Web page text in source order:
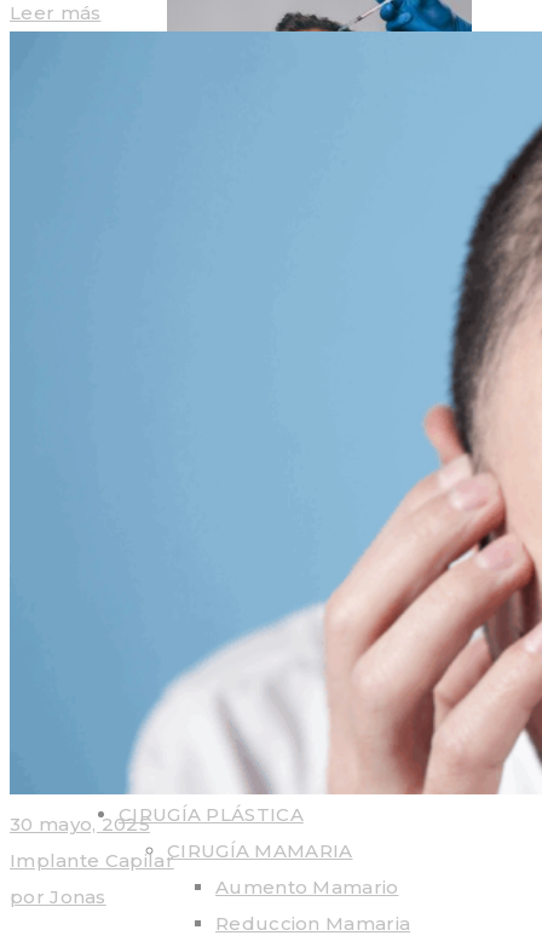
PLASMA RICO EN PLAQUETAS
HOME
CIRUGÍA PLÁSTICA
CIRUGÍA MAMARIA
Aumento Mamario
Reduccion Mamaria
Leer más
30 mayo, 2025
Implante Capilar
por Jonas